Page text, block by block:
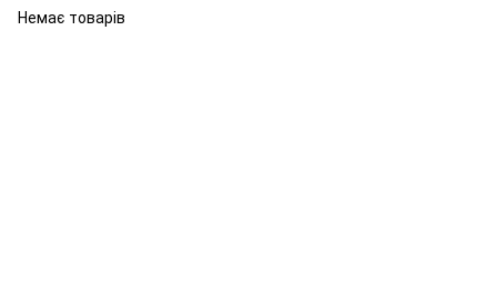
Немає товарів